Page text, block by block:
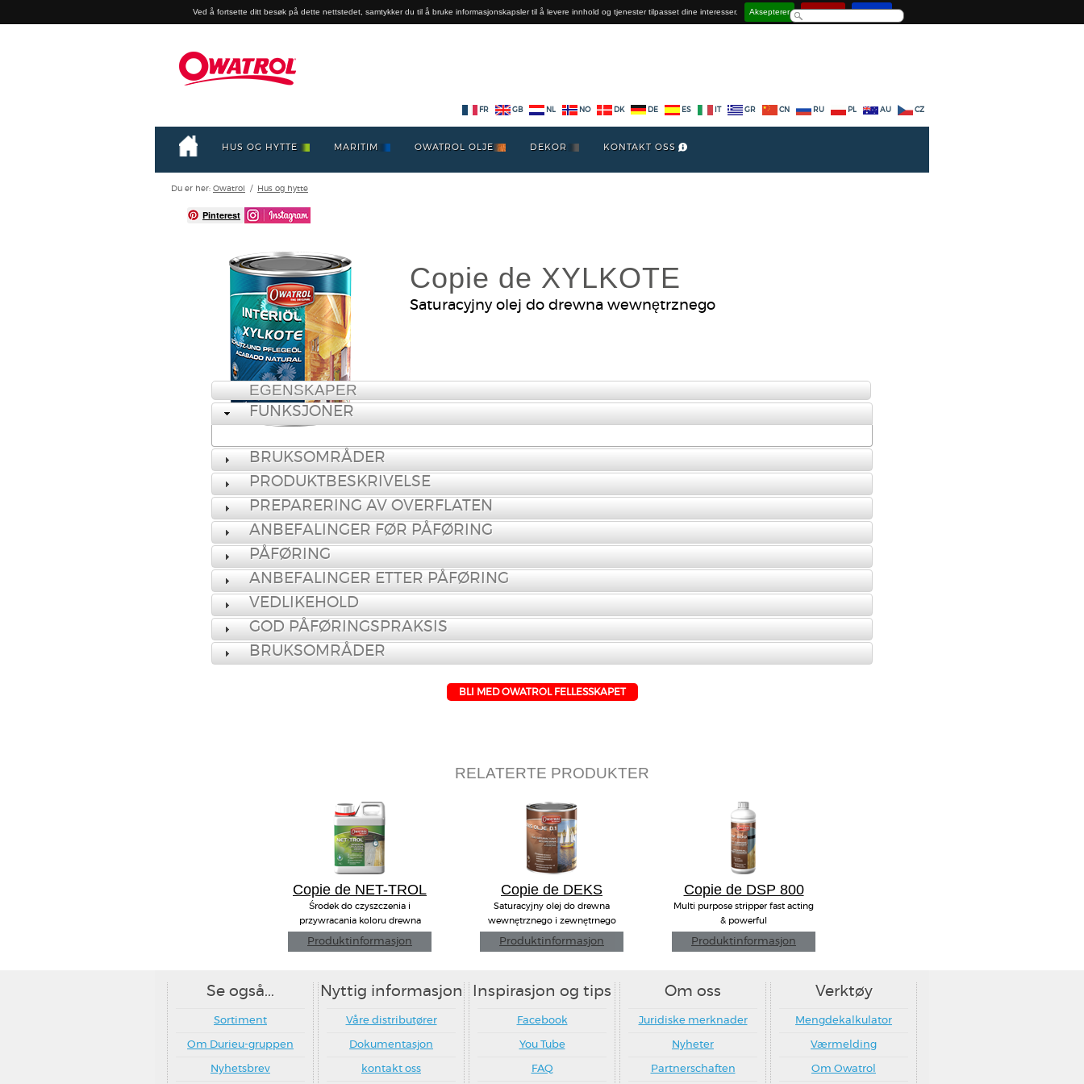
Ved å fortsette ditt besøk på dette nettstedet, samtykker du til å bruke informasjonskapsler til å levere innhold og tjenester tilpasset dine interesser. Aksepterer Deaktiver Lær mer
FR GB NL NO DK DE ES GR CN RU PL AU CZ
HUS OG HYTTE MARITIM OWATROL OLJE DEKOR KONTAKT OSS
Du er her: Owatrol / Hus og hytte
Pinterest
Copie de XYLKOTE
Saturacyjny olej do drewna wewnętrznego
EGENSKAPER
FUNKSJONER
BRUKSOMRÅDER
PRODUKTBESKRIVELSE
PREPARERING AV OVERFLATEN
ANBEFALINGER FØR PÅFØRING
PÅFØRING
ANBEFALINGER ETTER PÅFØRING
VEDLIKEHOLD
GOD PÅFØRINGSPRAKSIS
BRUKSOMRÅDER
BLI MED OWATROL FELLESSKAPET
RELATERTE PRODUKTER
Copie de NET-TROL
Środek do czyszczenia i
przywracania koloru drewna
Produktinformasjon
Copie de DEKS
OLJE D1
Saturacyjny olej do drewna
wewnętrznego i zewnętrnego
Produktinformasjon
Copie de DSP 800
Multi purpose stripper fast acting
& powerful
Produktinformasjon
Se også...
Sortiment
Om Durieu-gruppen
Nyhetsbrev
Nyttig informasjon
Våre distributører
Dokumentasjon
kontakt oss
Inspirasjon og tips
Facebook
You Tube
FAQ
Om oss
Juridiske merknader
Nyheter
Partnerschaften
Verktøy
Mengdekalkulator
Værmelding
Om Owatrol